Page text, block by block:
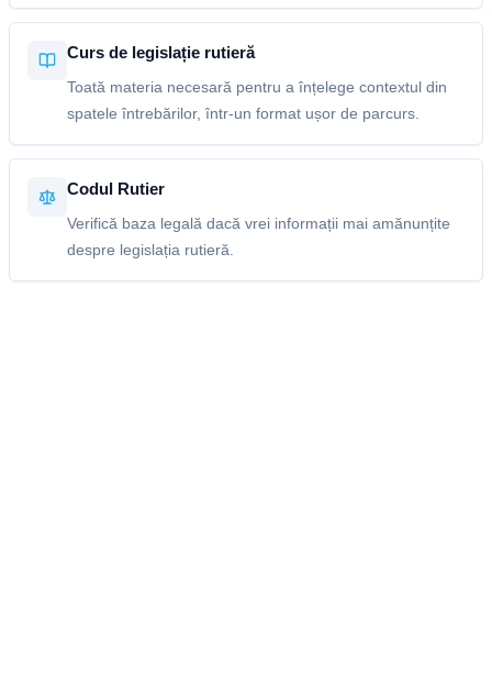
Curs de legislație rutieră
Toată materia necesară pentru a înțelege contextul din
spatele întrebărilor, într-un format ușor de parcurs.
Codul Rutier
Verifică baza legală dacă vrei informații mai amănunțite
despre legislația rutieră.